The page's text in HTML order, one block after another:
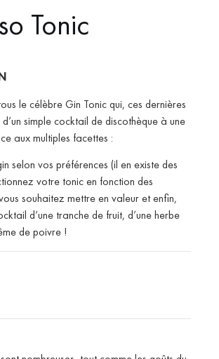
Tonic
le célèbre Gin Tonic qui, ces dernières
simple cocktail de discothèque à une
aux multiples facettes :
selon vos préférences (il en existe des
votre tonic en fonction des
souhaitez mettre en valeur et enfin,
d’une tranche de fruit, d’une herbe
de poivre !